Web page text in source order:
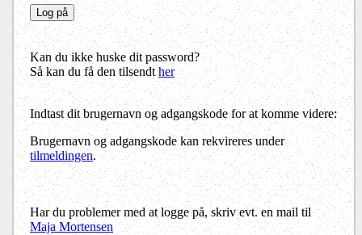
Kan du ikke huske dit password?
Så kan du få den tilsendther
Indtast dit brugernavn og adgangskode for at komme videre:
Brugernavn og adgangskode kan rekvireres under
tilmeldingen.
Har du problemer med at logge på, skriv evt. en mail til
Maja Mortensen